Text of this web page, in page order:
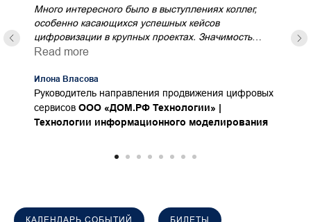
Много интересного было в выступлениях коллег,
особенно касающихся успешных кейсов
цифровизации в крупных проектах. Значимость
данного мероприятия сложно переоценить: оно
формировать единые подходы к цифровой
трансформации в отрасли, что, безусловно,
способствует повышению качества и эффективности
строительных процессов.
Read more
Илона Власова
Руководитель направления продвижения цифровых
сервисов ООО «ДОМ.РФ Технологии» |
Технологии информационного моделирования
КАЛЕНДАРЬ СОБЫТИЙ БИЛЕТЫ